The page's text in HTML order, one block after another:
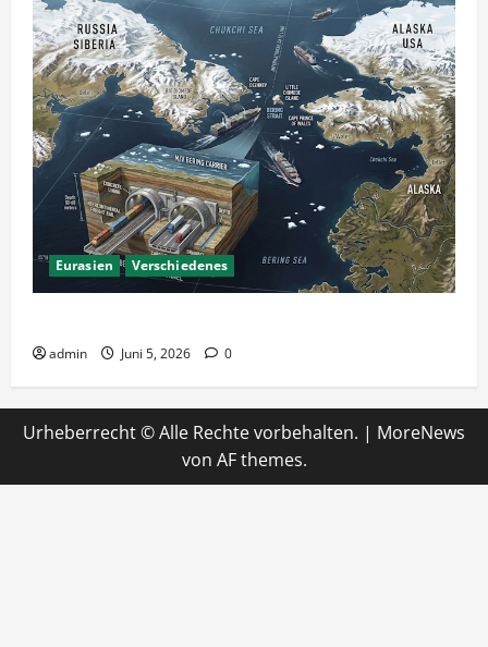
Eurasien Verschiedenes
admin Juni 5, 2026 0
Urheberrecht © Alle Rechte vorbehalten. | MoreNews
von AF themes.